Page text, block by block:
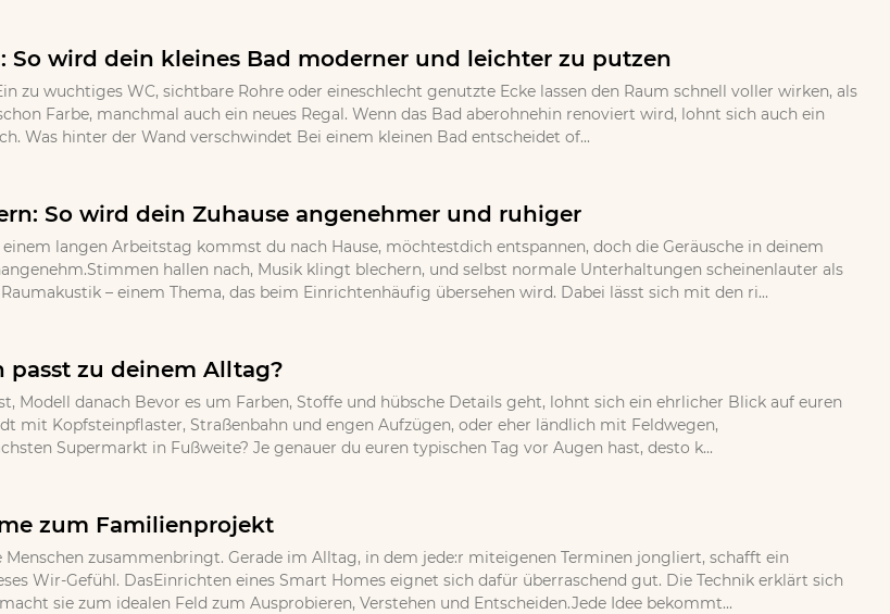
So wird dein kleines Bad moderner und leichter zu putzen
zu wuchtiges WC, sichtbare Rohre oder eineschlecht genutzte Ecke lassen den Raum schnell voller wirken, als
Farbe, manchmal auch ein neues Regal. Wenn das Bad aberohnehin renoviert wird, lohnt sich auch ein
Was hinter der Wand verschwindet Bei einem kleinen Bad entscheidet of...
So wird dein Zuhause angenehmer und ruhiger
langen Arbeitstag kommst du nach Hause, möchtestdich entspannen, doch die Geräusche in deinem
hallen nach, Musik klingt blechern, und selbst normale Unterhaltungen scheinenlauter als
– einem Thema, das beim Einrichtenhäufig übersehen wird. Dabei lässt sich mit den ri...
passt zu deinem Alltag?
Modell danach Bevor es um Farben, Stoffe und hübsche Details geht, lohnt sich ein ehrlicher Blick auf euren
mit Kopfsteinpflaster, Straßenbahn und engen Aufzügen, oder eher ländlich mit Feldwegen,
Supermarkt in Fußweite? Je genauer du euren typischen Tag vor Augen hast, desto k...
zum Familienprojekt
Menschen zusammenbringt. Gerade im Alltag, in dem jede:r miteigenen Terminen jongliert, schafft ein
Wir-Gefühl. DasEinrichten eines Smart Homes eignet sich dafür überraschend gut. Die Technik erklärt sich
sie zum idealen Feld zum Ausprobieren, Verstehen und Entscheiden.Jede Idee bekommt...